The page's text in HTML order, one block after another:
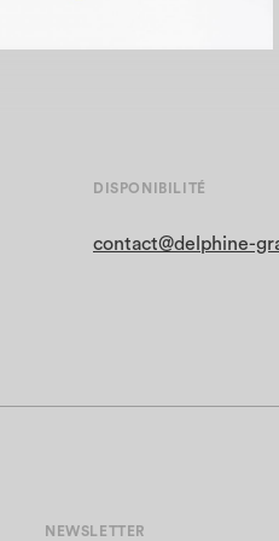
DISPONIBILITÉ
contact@delphine-
NEWSLETTER